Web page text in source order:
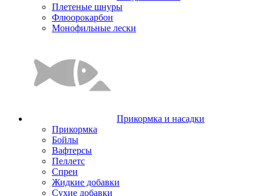
Плетеные шнуры
Флюорокарбон
Монофильные лески
Прикормка и насадки
Прикормка
Бойлы
Вафтерсы
Пеллетс
Спреи
Жидкие добавки
Сухие добавки